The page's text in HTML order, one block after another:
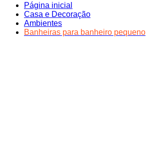
Página inicial
Casa e Decoração
Ambientes
Banheiras para banheiro pequeno